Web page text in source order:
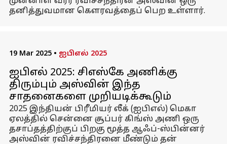
தனித்துவமான கௌரவத்தைப் பெற உள்ளார்.
19 Mar 2025 • ஐபிஎல் 2025
ஐபிஎல் 2025: சிஎஸ்கே அணிக்கு
திரும்பும் அஸ்வின் இந்த
சாதனைகளை முறியடிக்கூடும்
2025 இந்தியன் பிரீமியர் லீக் (ஐபிஎல்) மெகா
ஏலத்தில் சென்னை சூப்பர் கிங்ஸ் அணி ஒரு
தசாப்தத்திற்குப் பிறகு மூத்த ஆஃப்-ஸ்பின்னர்
அஸ்வின் ரவிச்சந்திரனை மீண்டும் தன்